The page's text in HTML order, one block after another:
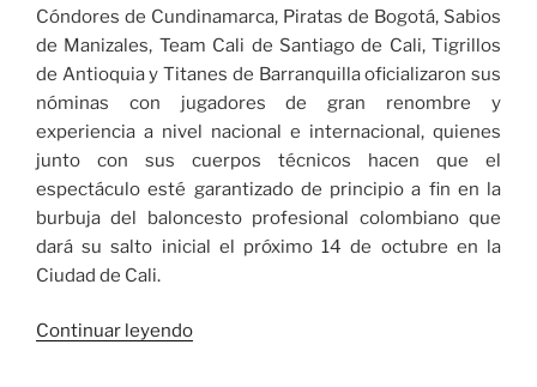
Cóndores de Cundinamarca, Piratas de Bogotá, Sabios
de Manizales, Team Cali de Santiago de Cali, Tigrillos
de Antioquia y Titanes de Barranquilla oficializaron sus
nóminas con jugadores de gran renombre y
experiencia a nivel nacional e internacional, quienes
junto con sus cuerpos técnicos hacen que el
espectáculo esté garantizado de principio a fin en la
burbuja del baloncesto profesional colombiano que
dará su salto inicial el próximo 14 de octubre en la
Ciudad de Cali.
Continuar leyendo«Sistema